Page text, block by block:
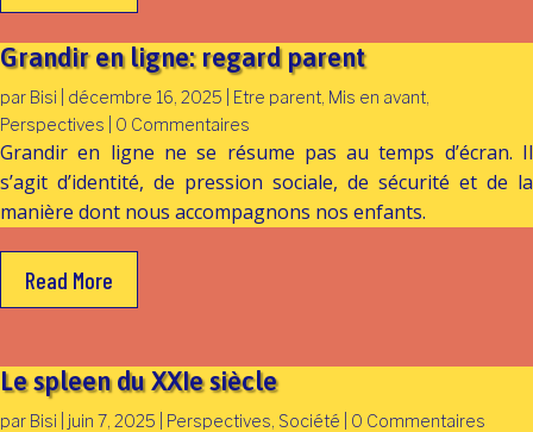
Grandir en ligne: regard parent
par Bisi décembre 16, 2025 Etre parent, Mis en avant,
Perspectives | 0 Commentaires
Grandir en ligne ne se résume pas au temps d’écran. Il
s’agit d’identité, de pression sociale, de sécurité et de la
manière dont nous accompagnons nos enfants.
Read More
Le spleen du XXIe siècle
par Bisi juin 7, 2025 Perspectives, Société | 0 Commentaires